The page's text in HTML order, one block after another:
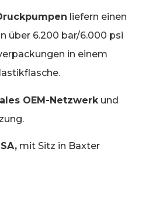
liefern einen
über 6.200 bar/6.000 psi
in einem
OEM-Netzwerk und
mit Sitz in Baxter